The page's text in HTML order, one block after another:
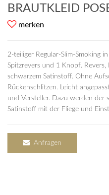
BRAUTKLEID
merken
2-teiliger Regular-Slim-Smoking
Spitzrevers und 1 Knopf.
schwarzem Satinstoff. Ohne
Rückenschlitzen. Leicht
und Versteller. Dazu werden der
Satinstoff mit der Fliege und
Anfragen